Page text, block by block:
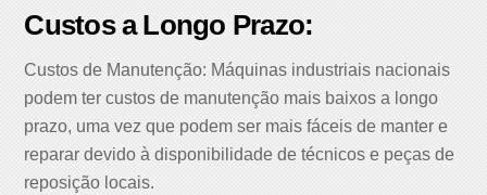
Custos a Longo Prazo:
Custos de Manutenção: Máquinas industriais nacionais
podem ter custos de manutenção mais baixos a longo
prazo, uma vez que podem ser mais fáceis de manter e
reparar devido à disponibilidade de técnicos e peças de
reposição locais.